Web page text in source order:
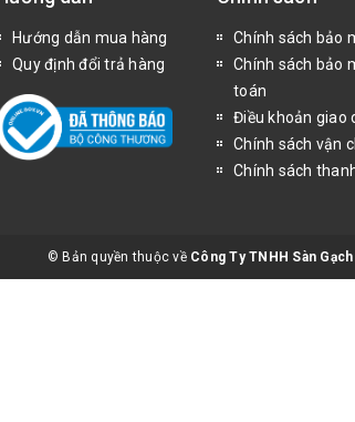
Hướng dẫn mua hàng
Quy định đổi trả hàng
Chính sách bảo
Chính sách bảo
toán
Điều khoản giao
Chính sách vận
Chính sách
© Bản quyền thuộc về Công Ty TNHH Sàn Gạch